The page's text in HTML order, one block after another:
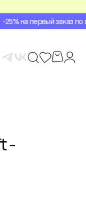
на первый заказ по
-